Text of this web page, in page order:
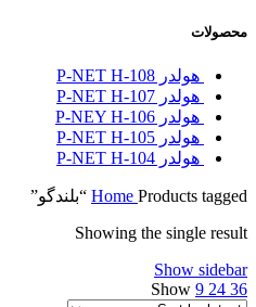
محصولات
هولدر P-NET H-108
هولدر P-NET H-107
هولدر P-NEY H-106
هولدر P-NET H-105
هولدر P-NET H-104
Home Products tagged “بلندگو”
Showing the single result
Show sidebar
Show 9 24 36